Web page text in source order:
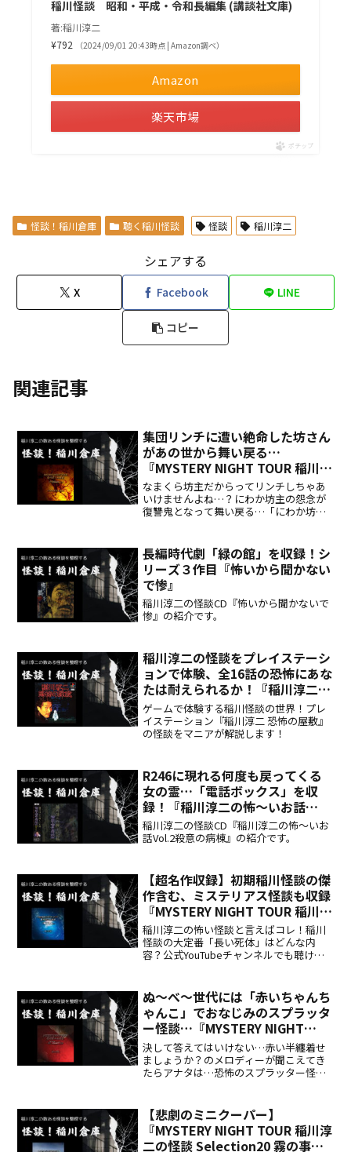
稲川怪談 昭和・平成・令和長編集 (講談社文庫)
著:稲川淳二
¥792
（2024/09/01 20:43時点 | Amazon調べ）
Amazon
楽天市場
ポチップ
怪談！稲川倉庫 聴く稲川怪談 怪談 稲川淳二
シェアする
X Facebook LINE
コピー
関連記事
集団リンチに遭い絶命した坊さん
があの世から舞い戻る…
『MYSTERY NIGHT TOUR 稲川淳
二の怪談 Selection5 にわか坊主
の怨み』
なまくら坊主だからってリンチしちゃあ
いけませんよね…？にわか坊主の怨念が
復讐鬼となって舞い戻る…「にわか坊主
長編時代劇「緑の館」を収録！シ
リーズ３作目『怖いから聞かない
で惨』
稲川淳二の怪談CD『怖いから聞かないで
惨』の紹介です。
稲川淳二の怪談をプレイステーシ
ョンで体験、全16話の恐怖にあな
たは耐えられるか！『稲川淳二
恐怖の屋敷』
ゲームで体験する稲川怪談の世界！プレ
イステーション『稲川淳二 恐怖の屋敷』
の怪談をマニアが解説します！
R246に現れる何度も戻ってくる
女の霊…「電話ボックス」を収
録！『稲川淳二の怖～いお話
Vol.2殺意の病棟』
稲川淳二の怪談CD『稲川淳二の怖～いお
話Vol.2殺意の病棟』の紹介です。
【超名作収録】初期稲川怪談の傑
作含む、ミステリアス怪談も収録
『MYSTERY NIGHT TOUR 稲川淳
二の怪談 Selection14 長い死
体』
稲川淳二の怖い怪談と言えばコレ！稲川
怪談の大定番「長い死体」はどんな内
容？公式YouTubeチャンネルでも聴けま
ぬ～べ～世代には「赤いちゃんち
ゃんこ」でおなじみのスプラッタ
ー怪談…『MYSTERY NIGHT
TOUR 稲川淳二の怪談
Selection3 赤い半纏』
決して答えてはいけない…赤い半纏着せ
ましょうか？のメロディーが聞こえてき
たらアナタは…恐怖のスプラッター怪談
【悲劇のミニクーパー】
『MYSTERY NIGHT TOUR 稲川淳
二の怪談 Selection20 霧の事故